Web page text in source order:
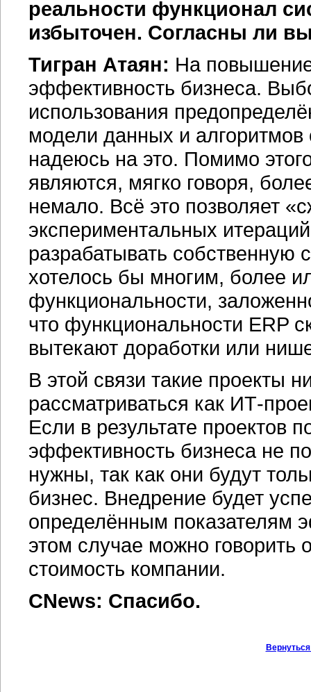
реальности функционал
избыточен. Согласны ли
Тигран Атаян: На
эффективность бизнеса.
использования
модели данных и
надеюсь на это. Помимо
являются, мягко говоря,
немало. Всё это позволяет
экспериментальных
разрабатывать собственную
хотелось бы многим, более
функциональности,
что функциональности ERP
вытекают доработки или
В этой связи такие проекты
рассматриваться как ИТ-
Если в результате проектов
эффективность бизнеса не
нужны, так как они будут
бизнес. Внедрение будет
определённым показателям
этом случае можно
стоимость компании.
CNews: Спасибо.